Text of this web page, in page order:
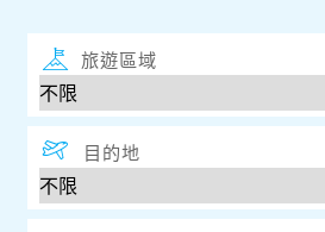
旅遊區域
目的地